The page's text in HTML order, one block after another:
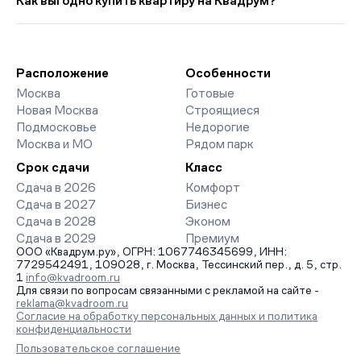
страницах ЖК доступны отзывы жильцов о качестве
строительства, интерактивный генплан корпусов, сроки
организует просмотр и поможет одобрить ипотеку по
минимальной ставке. Чтобы зафиксировать цену, оставьте
заявку на обратный звонок.
Расположение
Москва
Новая Москва
Подмосковье
Москва и МО
Особенности
Готовые
Строящиеся
Недорогие
Рядом парк
Срок сдачи
Сдача в 2026
Сдача в 2027
Сдача в 2028
Сдача в 2029
Класс
Комфорт
Бизнес
Эконом
Премиум
ООО «Квадрум.ру», ОГРН: 1067746345699, ИНН:
7729542491, 109028, г. Москва, Тессинский пер., д. 5, стр.
1 info@kvadroom.ru
Для связи по вопросам связанными с рекламой на сайте -
reklama@kvadroom.ru
Согласие на обработку персональных данных и политика
конфиденциальности
Пользовательское соглашение